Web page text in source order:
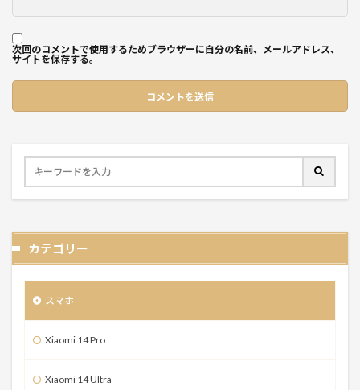
次回のコメントで使用するためブラウザーに自分の名前、メールアドレス、
サイトを保存する。
カテゴリー
スマホ
Xiaomi 14 Pro
Xiaomi 14 Ultra